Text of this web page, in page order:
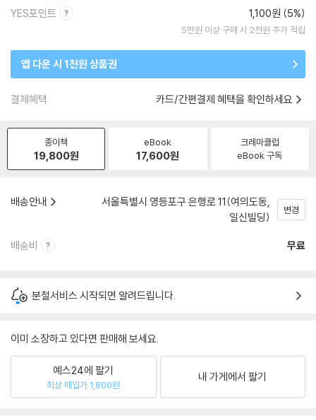
YES포인트 1,100원 (5%)
5만원 이상 구매 시 2천원 추가 적립
앱 다운 시 1천원 상품권
결제혜택 카드/간편결제 혜택을 확인하세요
종이책
19,800원
eBook
17,600원
크레마클럽
eBook 구독
배송안내
서울특별시 영등포구 은행로 11(여의도동,
일신빌딩)
변경
배송비 무료
분철서비스 시작되면 알려드립니다.
이미 소장하고 있다면 판매해 보세요.
예스24에 팔기
최상 매입가 1,800원
내 가게에서 팔기